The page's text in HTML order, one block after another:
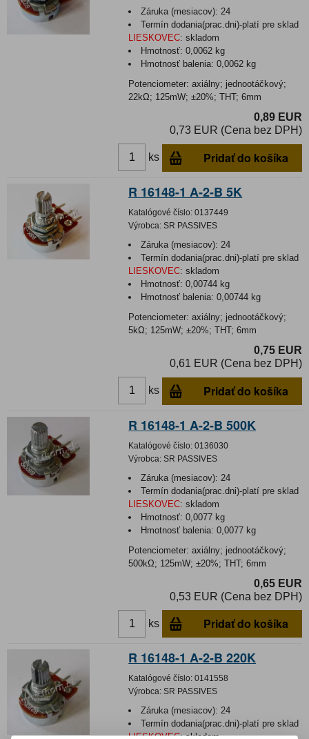
Záruka (mesiacov): 24
Termín dodania(prac.dni)-platí pre sklad
LIESKOVEC: skladom
Hmotnosť:0,0062 kg
Hmotnosť balenia:0,0062 kg
Potenciometer: axiálny; jednootáčkový;
22kΩ; 125mW; ±20%; THT; 6mm
0,89 EUR
0,73 EUR (Cena bez DPH)
ks Pridať do košíka
R 16148-1 A-2-B 5K
Katalógové číslo: 0137449
Výrobca: SR PASSIVES
Záruka (mesiacov): 24
Termín dodania(prac.dni)-platí pre sklad
LIESKOVEC: skladom
Hmotnosť:0,00744 kg
Hmotnosť balenia:0,00744 kg
Potenciometer: axiálny; jednootáčkový;
5kΩ; 125mW; ±20%; THT; 6mm
0,75 EUR
0,61 EUR (Cena bez DPH)
ks Pridať do košíka
R 16148-1 A-2-B 500K
Katalógové číslo: 0136030
Výrobca: SR PASSIVES
Záruka (mesiacov): 24
Termín dodania(prac.dni)-platí pre sklad
LIESKOVEC: skladom
Hmotnosť:0,0077 kg
Hmotnosť balenia:0,0077 kg
Potenciometer: axiálny; jednootáčkový;
500kΩ; 125mW; ±20%; THT; 6mm
0,65 EUR
0,53 EUR (Cena bez DPH)
ks Pridať do košíka
R 16148-1 A-2-B 220K
Katalógové číslo: 0141558
Výrobca: SR PASSIVES
Záruka (mesiacov): 24
Termín dodania(prac.dni)-platí pre sklad
LIESKOVEC:skladom